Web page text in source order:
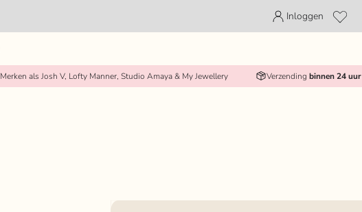
Inloggen
Merken als Josh V, Lofty Manner, Studio Amaya & My Jewellery Verzending binnen 24 uur